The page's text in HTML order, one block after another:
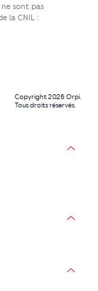
sont pas
la CNIL :
Copyright 2026 Orpi.
Tous droits réservés.